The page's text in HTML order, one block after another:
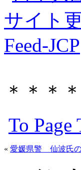
＊＊＊
To Page
« 愛媛県警 仙波氏